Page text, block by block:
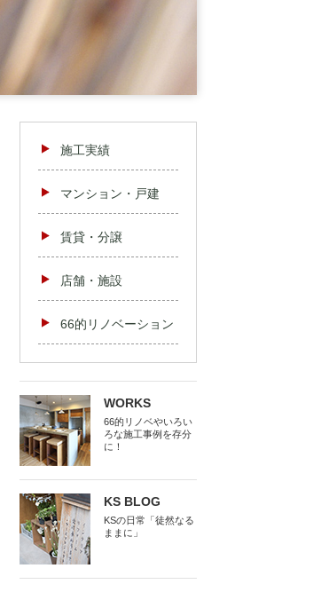
施工実績
マンション・戸建
賃貸・分譲
店舗・施設
66的リノベーション
WORKS
66的リノベやいろい
ろな施工事例を存分
に！
KS BLOG
KSの日常「徒然なる
ままに」